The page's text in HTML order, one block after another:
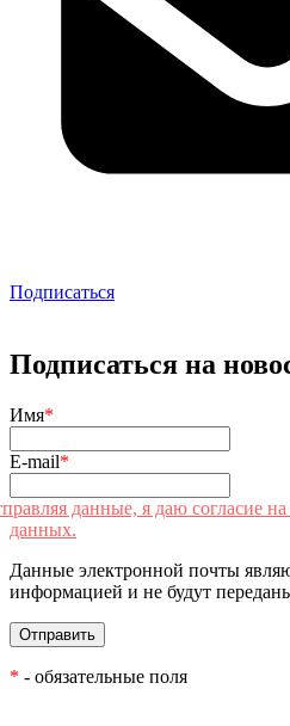
Подписаться
Подписаться на
Имя*
E-mail*
данные, я даю согласие
данных.
Данные электронной почты
информацией и не будут
* - обязательные поля